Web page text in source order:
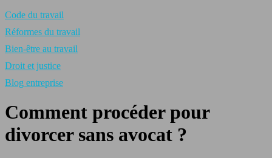
Code du travail
Réformes du travail
Bien-être au travail
Droit et justice
Blog entreprise
Comment procéder pour
divorcer sans avocat ?